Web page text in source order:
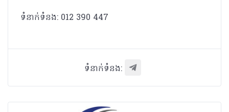
ទំនាក់ទំនង: 012 390 447
ទំនាក់ទំនង: